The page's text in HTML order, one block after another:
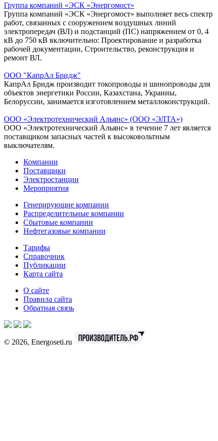
Группа компаний «ЭСК «Энергомост»
Группа компаний «ЭСК «Энергомост» выполняет весь спектр
работ, связанных с сооружением воздушных линий
электропередач (ВЛ) и подстанций (ПС) напряжением от 0, 4
кВ до 750 кВ включительно: Проектирование и разработка
рабочей документации, Строительство, реконструкция и
ремонт ВЛ.
ООО "КапрАл Бридж"
КапрАл Бридж производит токопроводы и шинопроводы для
объектов энергетики России, Казахстана, Украины,
Белоруссии, занимается изготовлением металлоконструкций.
ООО «Электротехнический Альянс» (ООО «ЭЛТА»)
ООО «Электротехнический Альянс» в течение 7 лет является
поставщиком запасных частей к высоковольтным
выключателям.
Компании
Поставщики
Электростанции
Мероприятия
Генерирующие компании
Распределительные компании
Сбытовые компании
Нефтегазовые компании
Тарифы
Справочник
Публикации
Карта сайта
О сайте
Правила сайта
Обратная связь
© 2026, Energoseti.ru